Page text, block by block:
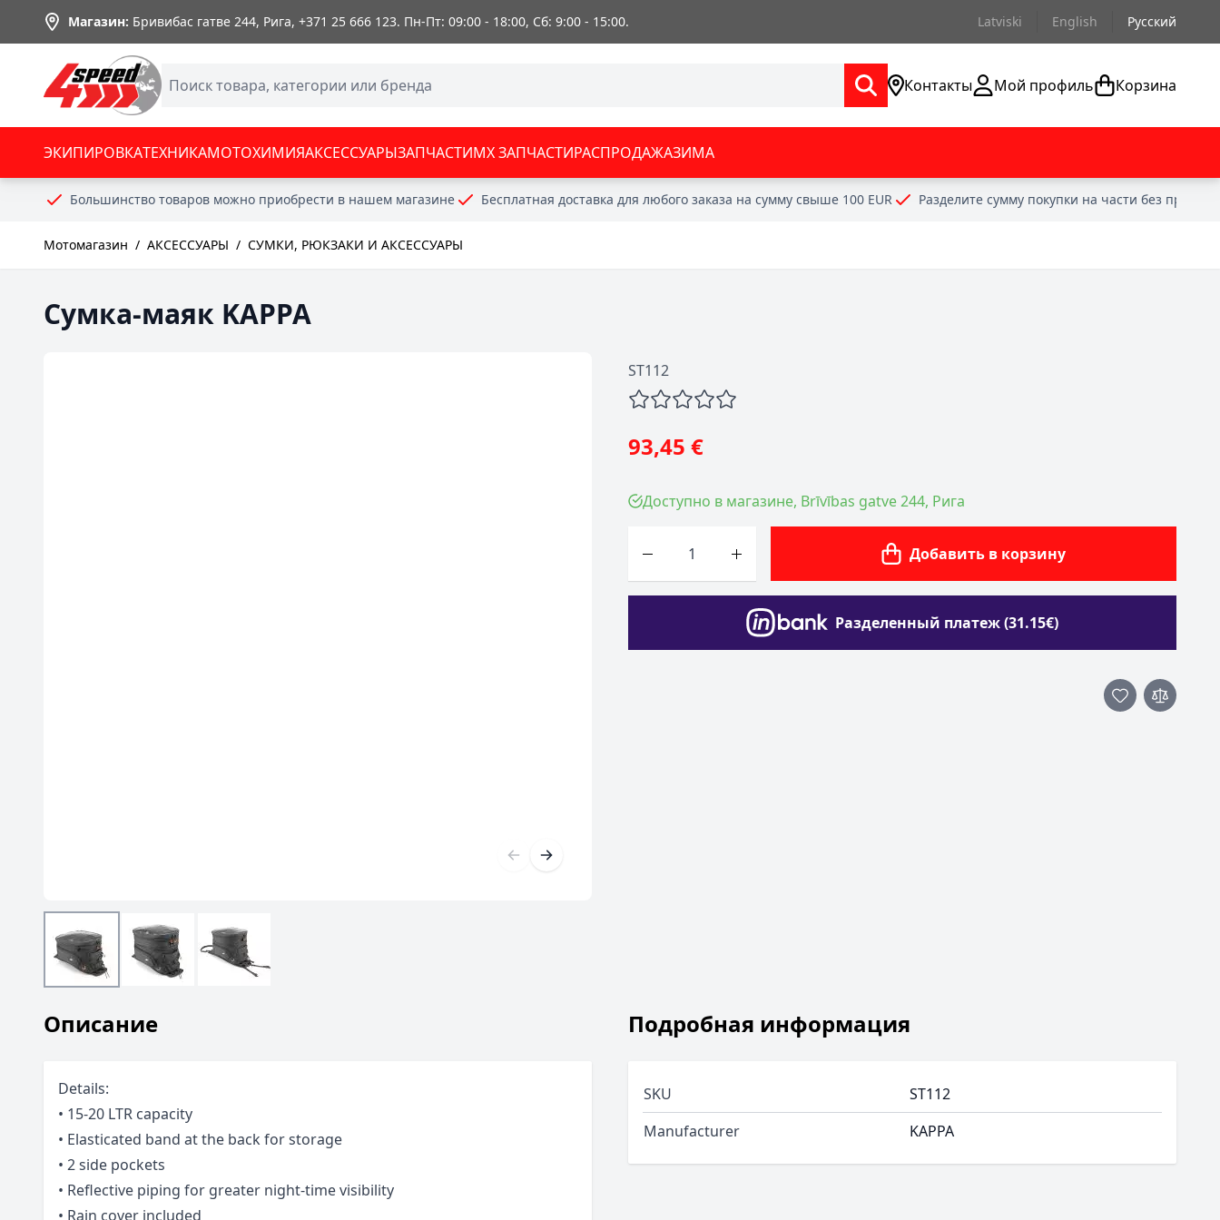
Skip to Content
Магазин: Бривибас гатве 244, Рига, +371 25 666 123. Пн-Пт: 09:00 - 18:00, Сб: 9:00 - 15:00. Latviski English Русский
Контакты Мой профиль Корзина
ЭКИПИРОВКАТЕХНИКАМОТОХИМИЯАКСЕССУАРЫЗАПЧАСТИMX ЗАПЧАСТИРАСПРОДАЖАЗИМА
Большинство товаров можно приобрести в нашем магазине Бесплатная доставка для любого заказа на сумму свыше 100 EUR Разделите сумму покупки на части без
Мотомагазин / АКСЕССУАРЫ / СУМКИ, РЮКЗАКИ И АКСЕССУАРЫ
Сумка-маяк KAPPA
ST112
93,45 €
Доступно в магазине, Brīvības gatve 244, Рига
Добавить в корзину
Разделенный платеж (31.15€)
Описание
Details:
• 15-20 LTR capacity
• Elasticated band at the back for storage
• 2 side pockets
• Reflective piping for greater night-time visibility
• Rain cover included
Подробная информация
SKU
ST112
Manufacturer
KAPPA